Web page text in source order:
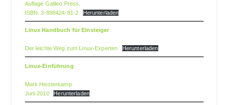
Auflage Galileo Press,
ISBN: 3-898424-81-2
Herunterladen
Linux Handbuch für Einsteiger
Der leichte Weg zum Linux-Experten Herunterladen
Linux-Einführung
Mark Heisterkamp
Juni 2010
Herunterladen